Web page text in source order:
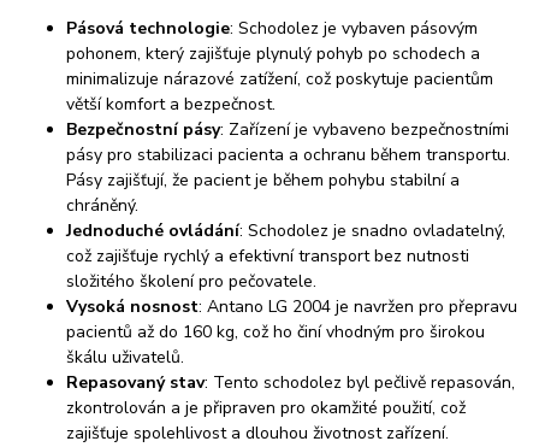
Pásová technologie: Schodolez je vybaven pásovým
pohonem, který zajišťuje plynulý pohyb po schodech a
minimalizuje nárazové zatížení, což poskytuje pacientům
větší komfort a bezpečnost.
Bezpečnostní pásy: Zařízení je vybaveno bezpečnostními
pásy pro stabilizaci pacienta a ochranu během transportu.
Pásy zajišťují, že pacient je během pohybu stabilní a
chráněný.
Jednoduché ovládání: Schodolez je snadno ovladatelný,
což zajišťuje rychlý a efektivní transport bez nutnosti
složitého školení pro pečovatele.
Vysoká nosnost: Antano LG 2004 je navržen pro přepravu
pacientů až do 160 kg, což ho činí vhodným pro širokou
škálu uživatelů.
Repasovaný stav: Tento schodolez byl pečlivě repasován,
zkontrolován a je připraven pro okamžité použití, což
zajišťuje spolehlivost a dlouhou životnost zařízení.